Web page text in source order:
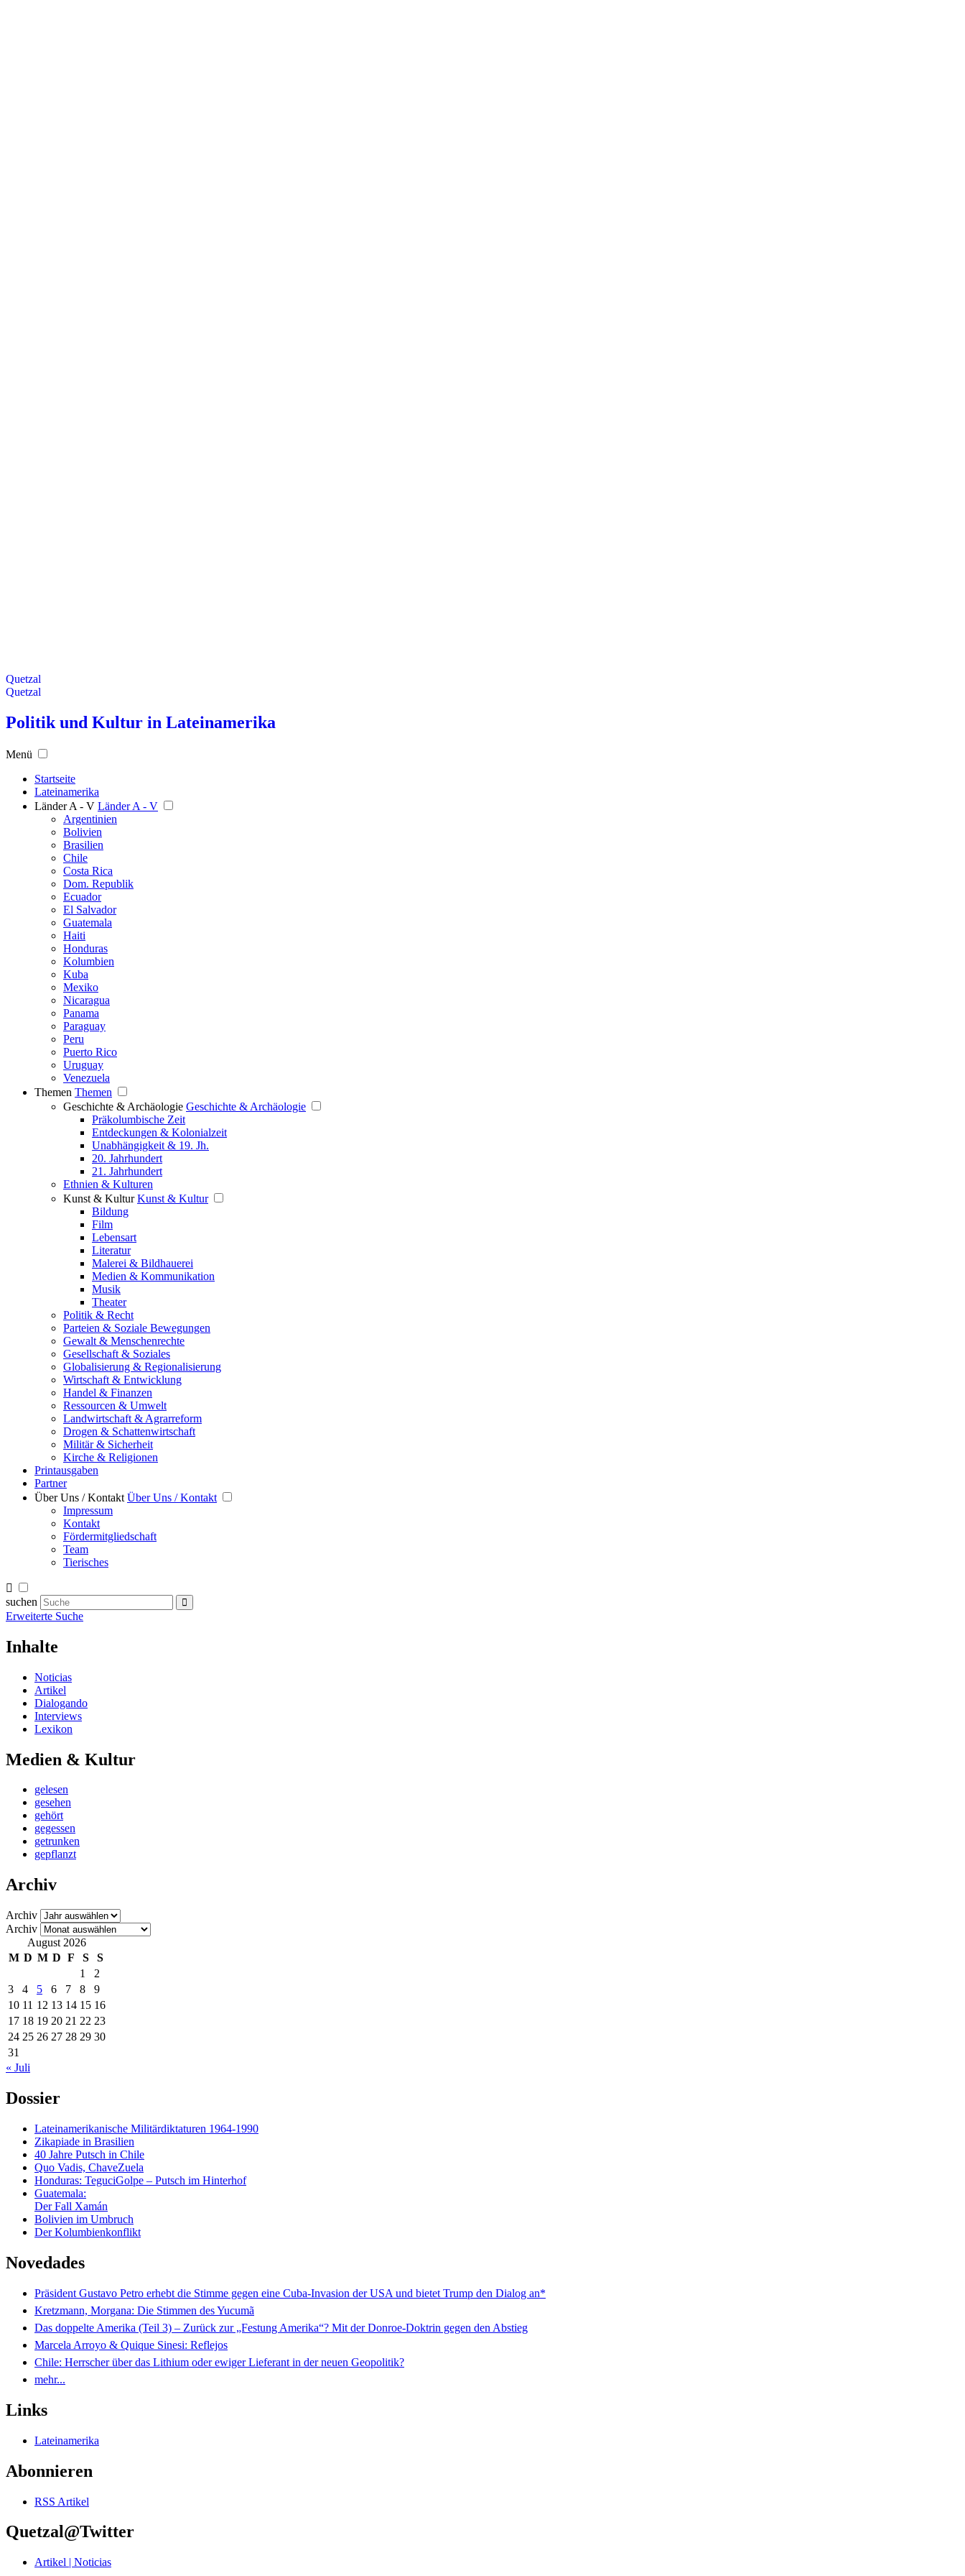
Quetzal
Quetzal
Politik und Kultur in Lateinamerika
Menü
Startseite
Lateinamerika
Länder A - V Länder A - V
Argentinien
Bolivien
Brasilien
Chile
Costa Rica
Dom. Republik
Ecuador
El Salvador
Guatemala
Haiti
Honduras
Kolumbien
Kuba
Mexiko
Nicaragua
Panama
Paraguay
Peru
Puerto Rico
Uruguay
Venezuela
Themen Themen
Geschichte & Archäologie Geschichte & Archäologie
Präkolumbische Zeit
Entdeckungen & Kolonialzeit
Unabhängigkeit & 19. Jh.
20. Jahrhundert
21. Jahrhundert
Ethnien & Kulturen
Kunst & Kultur Kunst & Kultur
Bildung
Film
Lebensart
Literatur
Malerei & Bildhauerei
Medien & Kommunikation
Musik
Theater
Politik & Recht
Parteien & Soziale Bewegungen
Gewalt & Menschenrechte
Gesellschaft & Soziales
Globalisierung & Regionalisierung
Wirtschaft & Entwicklung
Handel & Finanzen
Ressourcen & Umwelt
Landwirtschaft & Agrarreform
Drogen & Schattenwirtschaft
Militär & Sicherheit
Kirche & Religionen
Printausgaben
Partner
Über Uns / Kontakt Über Uns / Kontakt
Impressum
Kontakt
Fördermitgliedschaft
Team
Tierisches
suchen
Erweiterte Suche
Inhalte
Noticias
Artikel
Dialogando
Interviews
Lexikon
Medien & Kultur
gelesen
gesehen
gehört
gegessen
getrunken
gepflanzt
Archiv
Archiv
Archiv
August 2026
M D M D F S
S
1
2
3
4 5 6 7 8
9
10 11 12 13 14 15 16
17 18 19 20 21 22 23
24 25 26 27 28 29 30
31
« Juli
Dossier
Lateinamerikanische Militärdiktaturen 1964-1990
Zikapiade in Brasilien
40 Jahre Putsch in Chile
Quo Vadis, ChaveZuela
Honduras: TeguciGolpe – Putsch im Hinterhof
Guatemala:
Der Fall Xamán
Bolivien im Umbruch
Der Kolumbienkonflikt
Novedades
Präsident Gustavo Petro erhebt die Stimme gegen eine Cuba-Invasion der USA und bietet Trump den Dialog an*
Kretzmann, Morgana: Die Stimmen des Yucumã
Das doppelte Amerika (Teil 3) – Zurück zur „Festung Amerika“? Mit der Donroe-Doktrin gegen den Abstieg
Marcela Arroyo & Quique Sinesi: Reflejos
Chile: Herrscher über das Lithium oder ewiger Lieferant in der neuen Geopolitik?
mehr...
Links
Lateinamerika
Abonnieren
RSS Artikel
Quetzal@Twitter
Artikel | Noticias